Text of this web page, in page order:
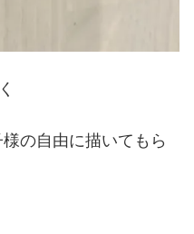
の自由に描いてもら